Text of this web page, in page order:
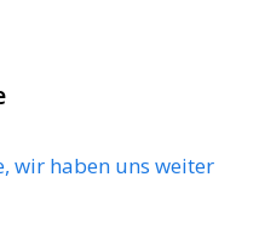
wir haben uns weiter